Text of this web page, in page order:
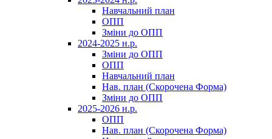
Навчальний план
ОПП
Зміни до ОПП
2024-2025 н.р.
Зміни до ОПП
ОПП
Навчальний план
Нав. план (Скорочена Форма)
Зміни до ОПП
2025-2026 н.р.
ОПП
Нав. план (Скорочена Форма)